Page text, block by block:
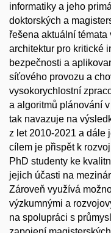
informatiky a jeho
doktorských a
řešena aktuální
architektur pro kritické
bezpečnosti a
síťového provozu a
vysokorychlostní
a algoritmů plánování
tak navazuje na
z let 2010-2021 a dále
cílem je přispět k
PhD studenty ke
jejich účasti na
Zároveň využívá
výzkumnými a
na spolupráci s